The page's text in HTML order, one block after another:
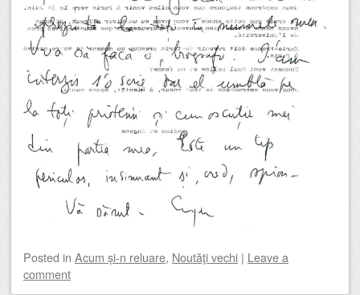
Posted in Acum și-n reluare, Noutăţi vechi | Leave a
comment